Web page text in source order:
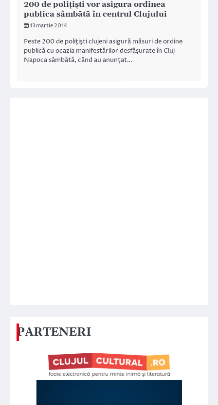
200 de poliţişti vor asigura ordinea
publica sâmbătă în centrul Clujului
13 martie 2014
Peste 200 de poliţişti clujeni asigură măsuri de ordine
publică cu ocazia manifestărilor desfăşurate în Cluj-
Napoca sâmbătă, când au anunţat…
PARTENERI